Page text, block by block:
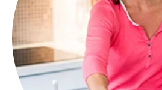
Videoinnehåll